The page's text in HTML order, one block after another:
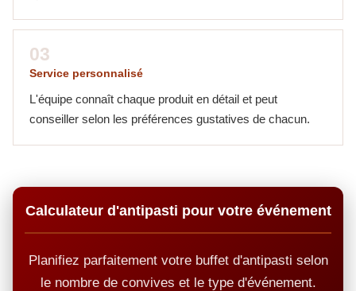
03
Service personnalisé
L'équipe connaît chaque produit en détail et peut
conseiller selon les préférences gustatives de chacun.
Calculateur d'antipasti pour votre événement
Planifiez parfaitement votre buffet d'antipasti selon
le nombre de convives et le type d'événement.